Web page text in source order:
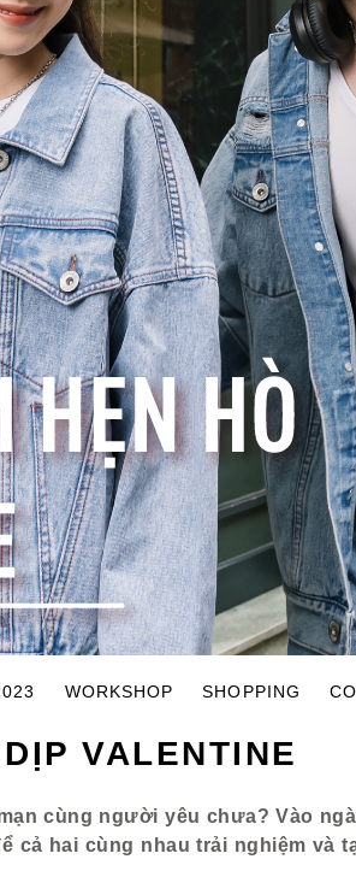
WORKSHOP SHOPPING
VALENTINE
cùng người yêu chưa? Vào
cả hai cùng nhau trải nghiệm và